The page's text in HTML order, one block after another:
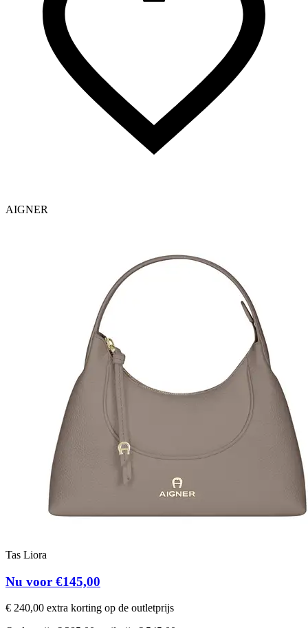
AIGNER
Tas Liora
Nu voor €145,00
€ 240,00 extra korting op de outletprijs